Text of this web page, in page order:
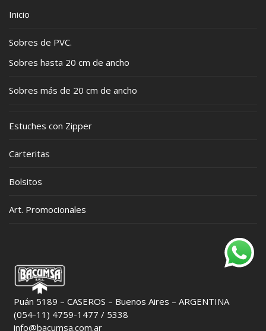
Inicio
Sobres de PVC.
Sobres hasta 20 cm de ancho
Sobres más de 20 cm de ancho
Estuches con Zipper
Carteritas
Bolsitos
Art. Promocionales
Puán 5189 – CASEROS – Buenos Aires – ARGENTINA
(054-11) 4759-1477 / 5338
info@bacumsa.com.ar